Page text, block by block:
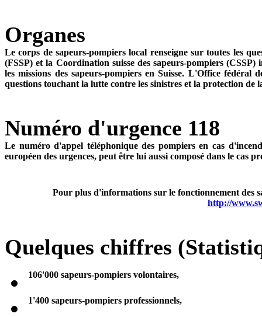
Organes
Le corps de sapeurs-pompiers local renseigne sur toutes les
(FSSP) et la Coordination suisse des sapeurs-pompiers
les missions des sapeurs-pompiers en Suisse. L'Office
questions touchant la lutte contre les sinistres et la protection de
Numéro d'urgence 118
Le numéro d'appel téléphonique des pompiers en cas
européen des urgences, peut être lui aussi composé dans le cas
Pour plus d'informations sur le fonctionnement des
http://
Quelques chiffres
106'000 sapeurs-pompiers volontaires,
1'400 sapeurs-pompiers professionnels,